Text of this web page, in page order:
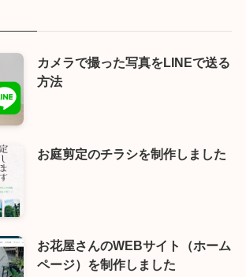
カメラで撮った写真をLINEで送る
方法
お庭剪定のチラシを制作しました
お花屋さんのWEBサイト（ホーム
ページ）を制作しました